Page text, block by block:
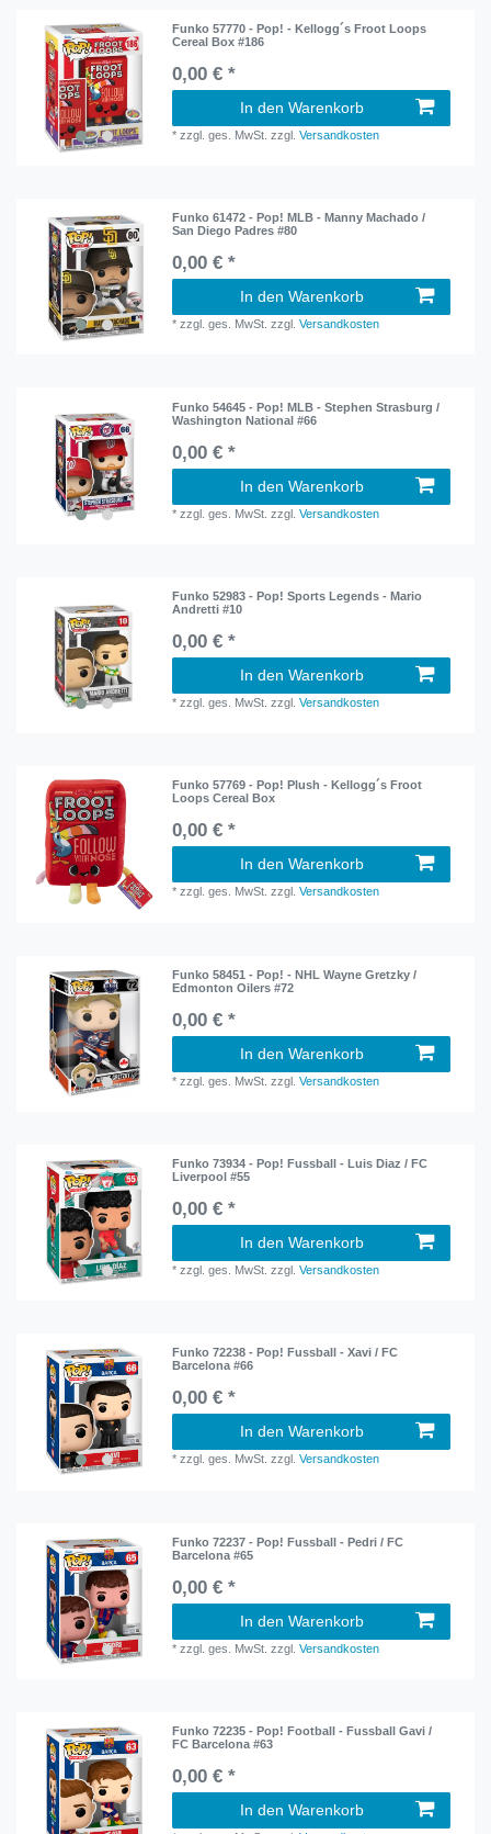
Funko 57770 - Pop! - Kellogg´s Froot Loops
Cereal Box #186
0,00 € *
In den Warenkorb
*zzgl. ges. MwSt. zzgl.Versandkosten
Funko 61472 - Pop! MLB - Manny Machado /
San Diego Padres #80
0,00 € *
In den Warenkorb
*zzgl. ges. MwSt. zzgl.Versandkosten
Funko 54645 - Pop! MLB - Stephen Strasburg /
Washington National #66
0,00 € *
In den Warenkorb
*zzgl. ges. MwSt. zzgl.Versandkosten
Funko 52983 - Pop! Sports Legends - Mario
Andretti #10
0,00 € *
In den Warenkorb
*zzgl. ges. MwSt. zzgl.Versandkosten
Funko 57769 - Pop! Plush - Kellogg´s Froot
Loops Cereal Box
0,00 € *
In den Warenkorb
*zzgl. ges. MwSt. zzgl.Versandkosten
Funko 58451 - Pop! - NHL Wayne Gretzky /
Edmonton Oilers #72
0,00 € *
In den Warenkorb
*zzgl. ges. MwSt. zzgl.Versandkosten
Funko 73934 - Pop! Fussball - Luis Diaz / FC
Liverpool #55
0,00 € *
In den Warenkorb
*zzgl. ges. MwSt. zzgl.Versandkosten
Funko 72238 - Pop! Fussball - Xavi / FC
Barcelona #66
0,00 € *
In den Warenkorb
*zzgl. ges. MwSt. zzgl.Versandkosten
Funko 72237 - Pop! Fussball - Pedri / FC
Barcelona #65
0,00 € *
In den Warenkorb
*zzgl. ges. MwSt. zzgl.Versandkosten
Funko 72235 - Pop! Football - Fussball Gavi /
FC Barcelona #63
0,00 € *
In den Warenkorb